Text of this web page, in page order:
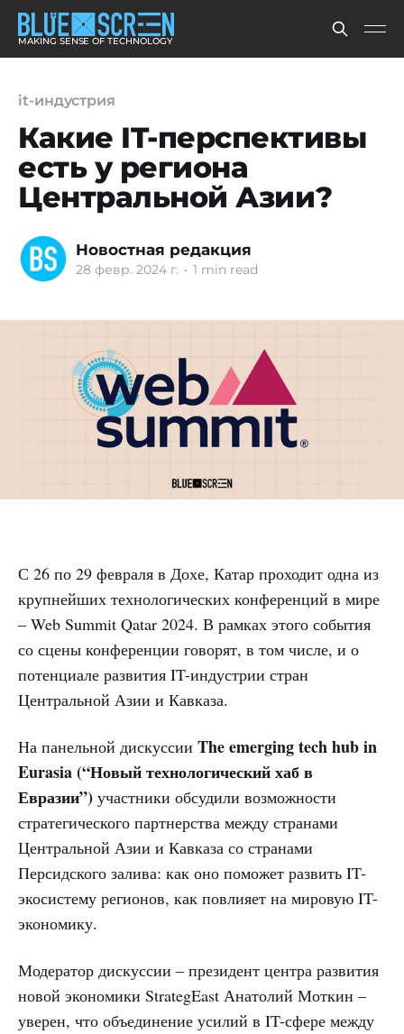
MAKING SENSE OF TECHNOLOGY
it-индустрия
Какие IT-перспективы
есть у региона
Центральной Азии?
Новостная редакция
28 февр. 2024 г. • 1 min read
С 26 по 29 февраля в Дохе, Катар проходит одна из
крупнейших технологических конференций в мире
– Web Summit Qatar 2024. В рамках этого события
со сцены конференции говорят, в том числе, и о
потенциале развития IT-индустрии стран
Центральной Азии и Кавказа.
На панельной дискуссии The emerging tech hub in
Eurasia (“Новый технологический хаб в
Евразии”) участники обсудили возможности
стратегического партнерства между странами
Центральной Азии и Кавказа со странами
Персидского залива: как оно поможет развить IT-
экосистему регионов, как повлияет на мировую IT-
экономику.
Модератор дискуссии – президент центра развития
новой экономики StrategEast Анатолий Моткин –
уверен, что объединение усилий в IT-сфере между